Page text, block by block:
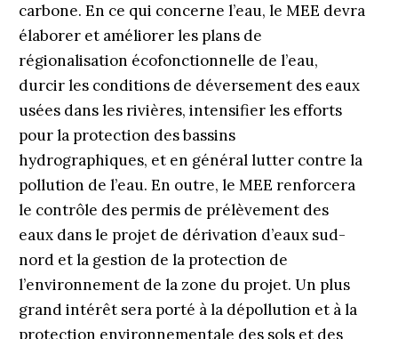
carbone. En ce qui concerne l’eau, le MEE devra
élaborer et améliorer les plans de
régionalisation écofonctionnelle de l’eau,
durcir les conditions de déversement des eaux
usées dans les rivières, intensifier les efforts
pour la protection des bassins
hydrographiques, et en général lutter contre la
pollution de l’eau. En outre, le MEE renforcera
le contrôle des permis de prélèvement des
eaux dans le projet de dérivation d’eaux sud-
nord et la gestion de la protection de
l’environnement de la zone du projet. Un plus
grand intérêt sera porté à la dépollution et à la
protection environnementale des sols et des